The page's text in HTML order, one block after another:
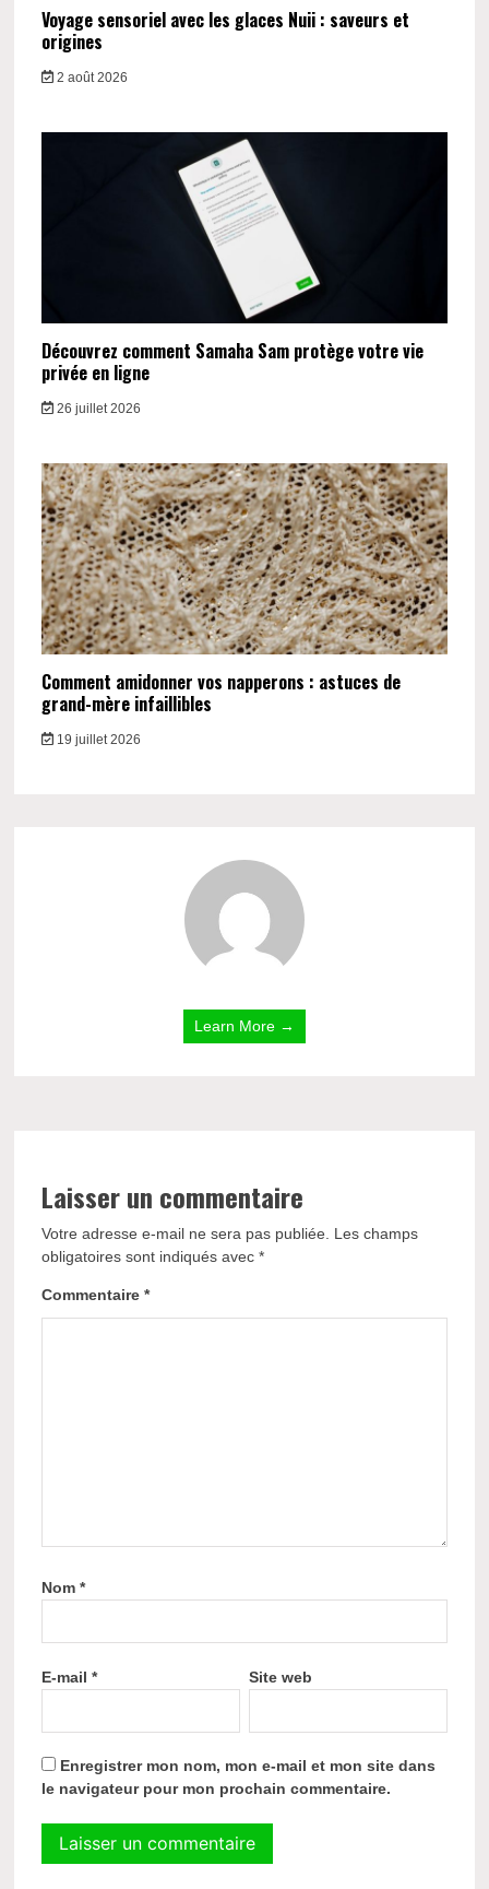
Voyage sensoriel avec les glaces Nuii : saveurs et
origines
2 août 2026
Découvrez comment Samaha Sam protège votre vie
privée en ligne
26 juillet 2026
Comment amidonner vos napperons : astuces de
grand-mère infaillibles
19 juillet 2026
Learn More →
Laisser un commentaire
Votre adresse e-mail ne sera pas publiée.
Les champs
obligatoires sont indiqués avec*
Commentaire*
Nom*
E-mail* Site web
Enregistrer mon nom, mon e-mail et mon site dans
le navigateur pour mon prochain commentaire.